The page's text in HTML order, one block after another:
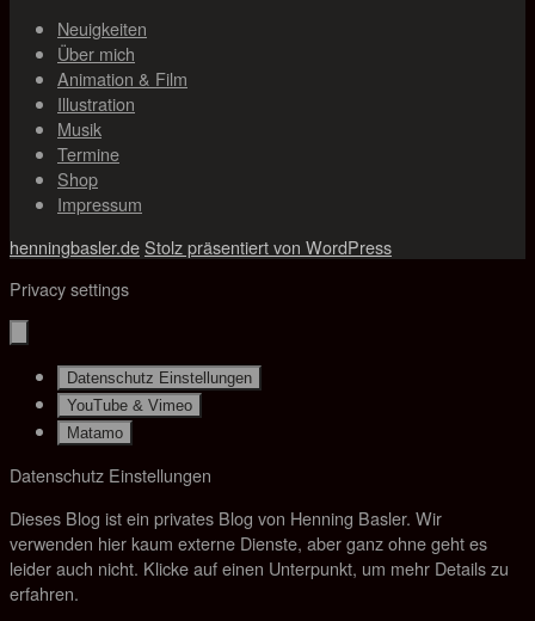
Neuigkeiten
Über mich
Animation & Film
Illustration
Musik
Termine
Shop
Impressum
henningbasler.deStolz präsentiert von WordPress
Privacy settings
Datenschutz Einstellungen
YouTube & Vimeo
Matamo
Datenschutz Einstellungen
Dieses Blog ist ein privates Blog von Henning Basler. Wir
verwenden hier kaum externe Dienste, aber ganz ohne geht es
leider auch nicht. Klicke auf einen Unterpunkt, um mehr Details zu
erfahren.